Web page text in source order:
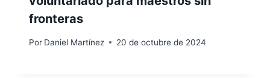
fronteras
Por Daniel Martínez 20 de octubre de 2024